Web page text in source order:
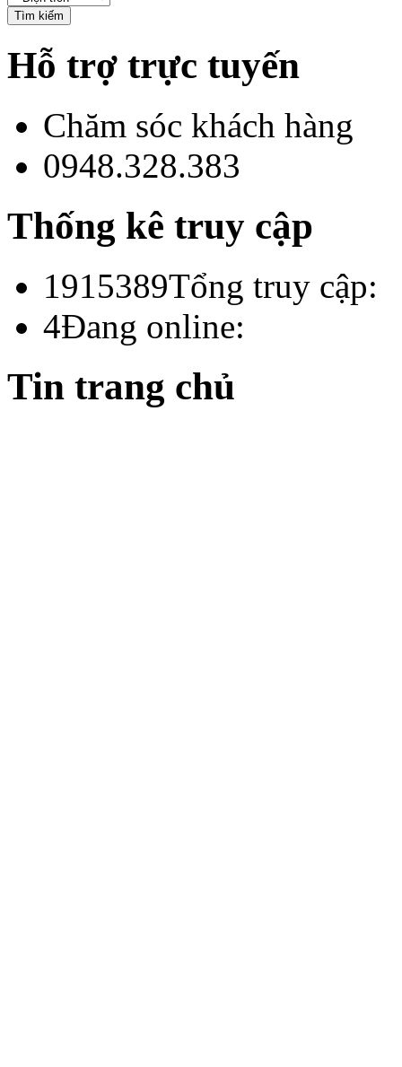
Hỗ trợ trực tuyến
Chăm sóc khách hàng
0948.328.383
Thống kê truy cập
1915389Tổng truy cập:
4Đang online:
Tin trang chủ